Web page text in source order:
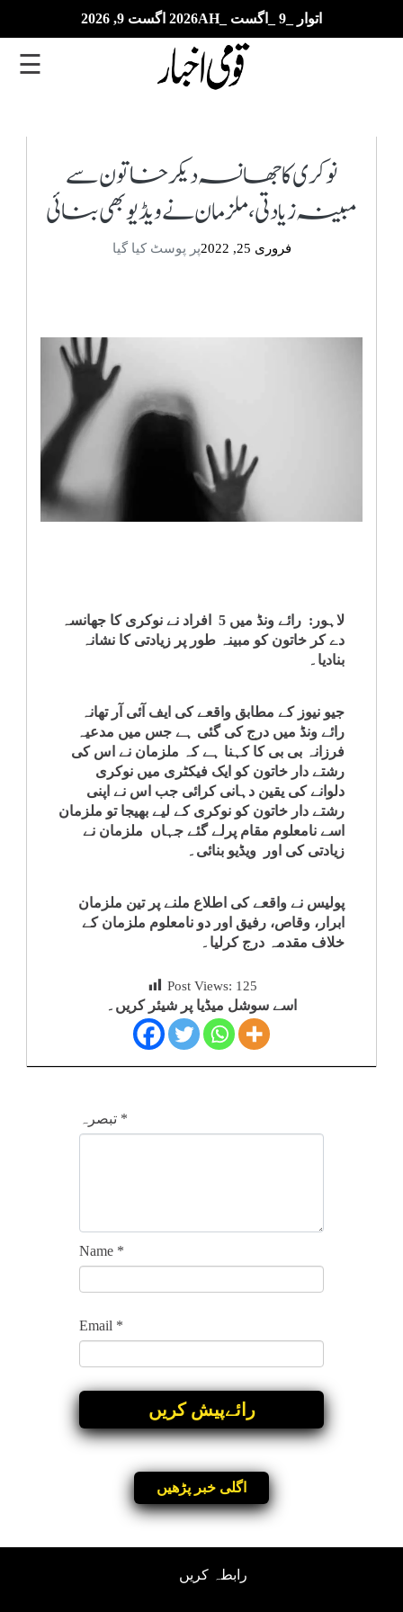
اتوار _9 _اگست _2026AH اگست 9, 2026
ای
الاقوامی
خبریں
انٹرٹینمنٹ
صحت
کھیل
ویڈیوز
سیاست
قومی
کلام
☰
نوکری کا جھانسہ دیکر خاتون سے
مبینہ زیادتی، ملزمان نے ویڈیو بھی بنائی
فروری 25, 2022 پر پوسٹ کیا گیا
لاہور: رائے ونڈ میں 5 افراد نے نوکری کا جھانسہ
دے کر خاتون کو مبینہ طور پر زیادتی کا نشانہ
بنادیا۔
جیو نیوز کے مطابق واقعے کی ایف آئی آر تھانہ
رائے ونڈ میں درج کی گئی ہے جس میں مدعیہ
فرزانہ بی بی کا کہنا ہے کہ ملزمان نے اس کی
رشتے دار خاتون کو ایک فیکٹری میں نوکری
دلوانے کی یقین دہانی کرائی جب اس نے اپنی
رشتے دار خاتون کو نوکری کے لیے بھیجا تو ملزمان
اسے نامعلوم مقام پرلے گئے جہاں ملزمان نے
زیادتی کی اور ویڈیو بنائی۔
پولیس نے واقعے کی اطلاع ملنے پر تین ملزمان
ابرار، وقاص، رفیق اور دو نامعلوم ملزمان کے
خلاف مقدمہ درج کرلیا۔
Post Views: 125
اسے سوشل میڈیا پر شیئر کریں۔
تبصرہ *
Name *
Email *
اگلی خبر پڑھیں
رابطہ کریں